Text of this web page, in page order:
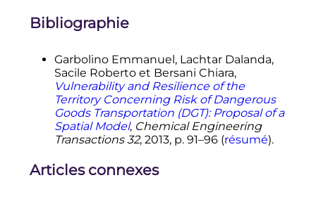
↑OACI
2018) :
https://www.aria.developpement-
durable.gouv.fr/wp-
content/uploads/2019/09/2019_08_2
8_Inventaire_2019_Web-
Interactif_compressed1.pdff
inventaire des accidents
(Bureau d’Analyse des risques et
Bibliographie
Garbolino Emmanuel, Lachtar Dalanda,
Sacile Roberto et Bersani Chiara,
Vulnerability and Resilience of the
Territory Concerning Risk of Dangerous
Goods Transportation (DGT): Proposal of a
Spatial Model, Chemical Engineering
Transactions 32, 2013, p.91–96 (résumé).
Articles connexes